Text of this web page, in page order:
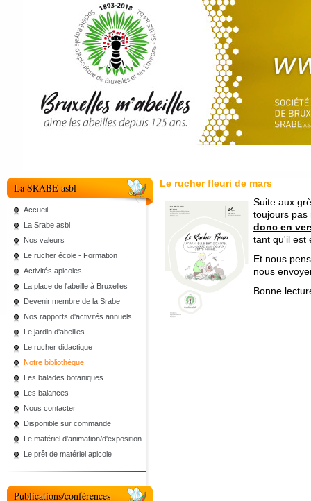
La SRABE asbl
Accueil
La Srabe asbl
Nos valeurs
Le rucher école - Formation
Activités apicoles
La place de l'abeille à Bruxelles
Devenir membre de la Srabe
Nos rapports d'activités annuels
Le jardin d'abeilles
Le rucher didactique
Notre bibliothèque
Les balades botaniques
Les balances
Nous contacter
Disponible sur commande
Le matériel d'animation/d'exposition
Le prêt de matériel apicole
Publications/conférences
Le rucher fleuri de mars
Suite aux
toujours
donc en
tant qu'il est
Et nous
nous
Bonne